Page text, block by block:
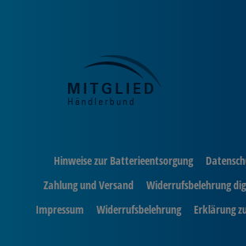
Hinweise zur Batterieentsorgung
Zahlung und Versand
Widerrufsbelehrung
Impressum
Widerrufsbelehrung Erklärung